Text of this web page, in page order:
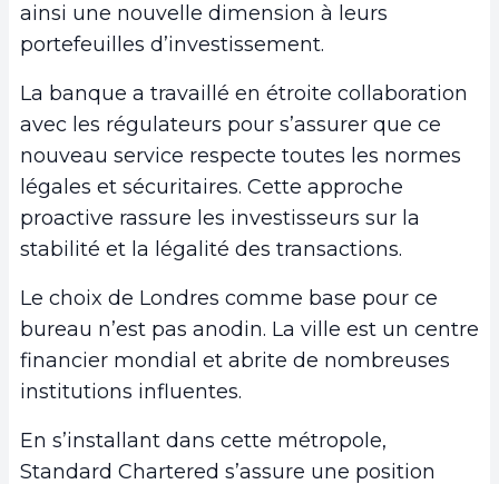
ainsi une nouvelle dimension à leurs
portefeuilles d’investissement.
La banque a travaillé en étroite collaboration
avec les régulateurs pour s’assurer que ce
nouveau service respecte toutes les normes
légales et sécuritaires. Cette approche
proactive rassure les investisseurs sur la
stabilité et la légalité des transactions.
Le choix de Londres comme base pour ce
bureau n’est pas anodin. La ville est un centre
financier mondial et abrite de nombreuses
institutions influentes.
En s’installant dans cette métropole,
Standard Chartered s’assure une position